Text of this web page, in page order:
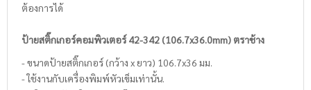
ต้องการได้
ป้ายสติ๊กเกอร์คอมพิวเตอร์ 42-342 (106.7x36.0mm) ตราช้าง
- ขนาดป้ายสติ๊กเกอร์ (กว้าง x ยาว) 106.7x36 มม.
- ใช้งานกับเครื่องพิมพ์หัวเข็มเท่านั้น.